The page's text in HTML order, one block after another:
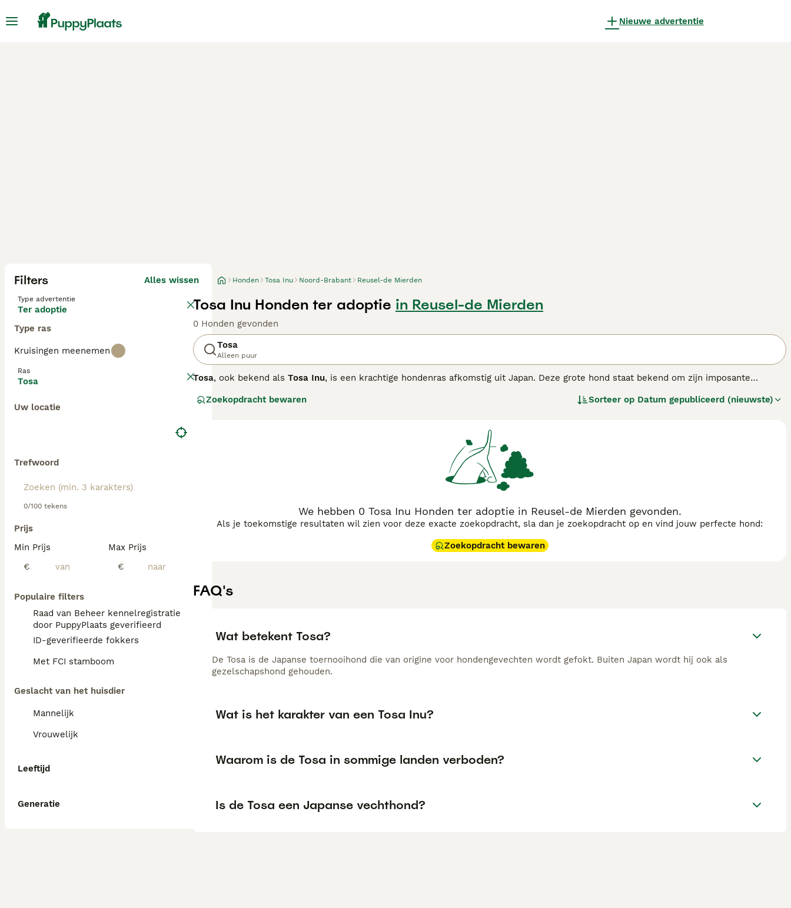
Nieuwe advertentie
Filters Alles wissen
Type advertentie
Ter adoptie
Type ras
Kruisingen meenemen
Ras
Tosa
Uw locatie
Trefwoord
0/100 tekens
Prijs
Min Prijs
€
Max Prijs
€
Populaire filters
Raad van Beheer kennelregistratie
door PuppyPlaats geverifieerd
ID-geverifieerde fokkers
Met FCI stamboom
Geslacht van het huisdier
Mannelijk
Vrouwelijk
Leeftijd
Generatie
Honden Tosa Inu Noord-Brabant Reusel-de Mierden
Tosa Inu Honden ter adoptie in Reusel-de Mierden
0 Honden gevonden
Tosa
Alleen puur
Tosa, ook bekend als Tosa Inu, is een krachtige hondenras afkomstig uit Japan. Deze grote hond staat bekend om zijn imposante
alleen sterk maar ook rustig en loyaal, wat hem tot een uitstekende waakhond en metgezel maakt. Hij heeft een evenwichtig
voor ervaren hondenbezitters die voldoende tijd en kennis hebben om deze verantwoordelijke hond de juiste opvoeding en beweging te
geven. Populaire zoekwoorden die vaak geassocieerd worden met dit ras zijn bijvoorbeeld "tosa inu", "tosa pup", "tosa hond", en "tosa inu
karakter". Hierbij worden ook vaak koosnamen zoals "reusje" gebruikt voor de grote maar vaak zachtaardige hond. De
geschikt voor eigenaren die op zoek zijn naar een sterke en betrouwbare hond met een kalm karakter.
Zoekopdracht bewaren Sorteer op Datum gepubliceerd (nieuwste)
We hebben 0 Tosa Inu Honden ter adoptie in Reusel-de Mierden gevonden.
Als je toekomstige resultaten wil zien voor deze exacte zoekopdracht, sla dan je zoekopdracht op en vind jouw perfecte hond:
Zoekopdracht bewaren
FAQ's
Wat betekent Tosa?
De Tosa is de Japanse toernooihond die van origine voor hondengevechten wordt gefokt. Buiten Japan wordt hij ook als
gezelschapshond gehouden.
Wat is het karakter van een Tosa Inu?
Waarom is de Tosa in sommige landen verboden?
Is de Tosa een Japanse vechthond?